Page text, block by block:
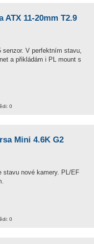
ATX 11-20mm T2.9
senzor. V perfektním stavu,
a přikládám i PL mount s
0
Mini 4.6K G2
stavu nové kamery. PL/EF
0